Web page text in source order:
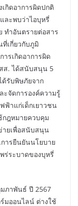
กิดอาการผิดปกติ
ละพบว่าไอบุหรี่
ทำอันตรายต่อสาร
เกี่ยวกับภูมิ
รเกิดอาการผิด
ส. ได้สนับสนุน 5
ด้รับพิษภัยจาก
จัดการองค์ความรู้
ฟ้าแก่เด็กเยาวชน
กฎหมายควบคุม
ายเพื่อสนับสนุน
ารยืนยันนโยบาย
ร่ระบาดของบุหรี่
มภาพันธ์ ปี 2567
มออนไลน์ ต่างใช้